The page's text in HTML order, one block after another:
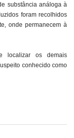
substância análoga à
foram recolhidos
onde permanecem à
localizar os demais
conhecido como